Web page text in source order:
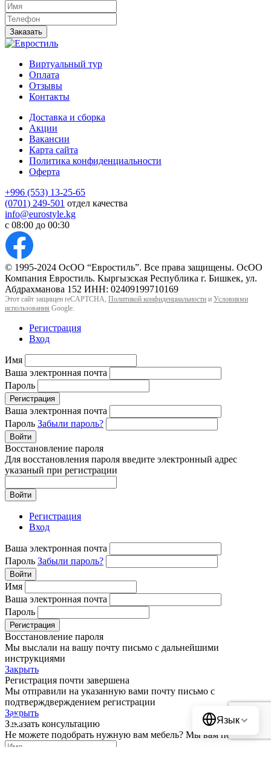
Заказать
Виртуальный тур
Оплата
Отзывы
Контакты
Доставка и сборка
Акции
Вакансии
Карта сайта
Политика конфиденциальности
Оферта
+996 (553) 13-25-65
(0701) 249-501 отдел качества
info@eurostyle.kg
с 08:00 до 00:30
© 1995-2024 ОсОО “Евростиль”. Все права защищены. ОсОО
Компания Евростиль. Кыргызская Республика г. Бишкек, ул.
Абдрахманова 152 ИНН: 02409199710169
Этот сайт защищен reCAPTCHA, Политикой конфиденциальности и Условиями
использования Google.
Регистрация
Вход
Имя
Ваша электронная почта
Пароль
Регистрация
Ваша электронная почта
Пароль Забыли пароль?
Войти
Восстановление пароля
Для восстановления пароля введите электронный адрес
указаный при регистрации
Войти
Регистрация
Вход
Ваша электронная почта
Пароль Забыли пароль?
Войти
Имя
Ваша электронная почта
Пароль
Регистрация
Восстановление пароля
Мы выслали на вашу почту письмо с дальнейшими
инструкциями
Закрыть
Регистрация почти завершена
Мы отправили на указанную вами почту письмо с
подтверждверждением регистрации
Закрыть
Заказать консультацию
Не можете подобрать нужную вам мебель? Мы вам поможем
Язык